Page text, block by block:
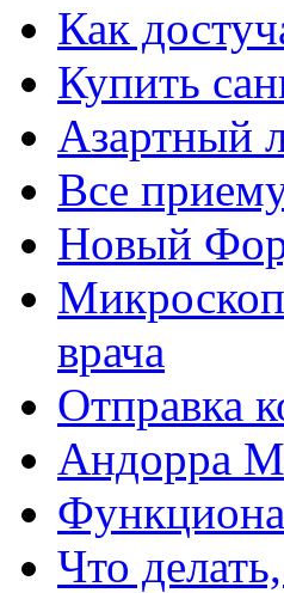
Как
Купить
Азартный
Все
Новый
врача
Отправка
Андорра
Что